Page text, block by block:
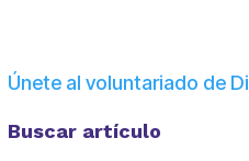
Únete al voluntariado de
Buscar artículo